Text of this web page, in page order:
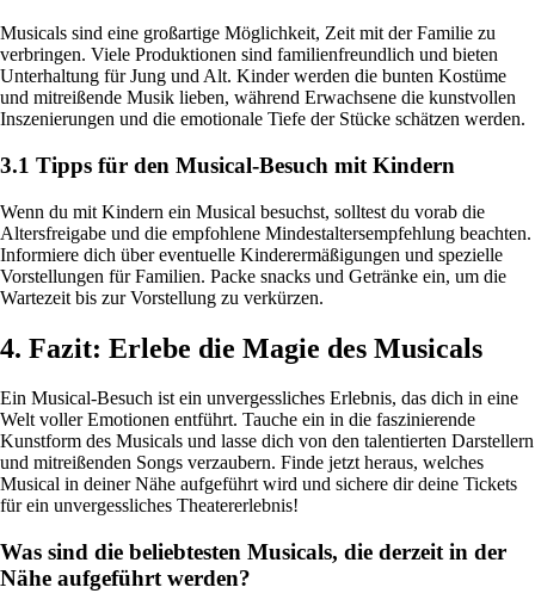
Musicals sind eine großartige Möglichkeit, Zeit mit der Familie zu
verbringen. Viele Produktionen sind familienfreundlich und bieten
Unterhaltung für Jung und Alt. Kinder werden die bunten Kostüme
und mitreißende Musik lieben, während Erwachsene die kunstvollen
Inszenierungen und die emotionale Tiefe der Stücke schätzen werden.
3.1 Tipps für den Musical-Besuch mit Kindern
Wenn du mit Kindern ein Musical besuchst, solltest du vorab die
Altersfreigabe und die empfohlene Mindestaltersempfehlung beachten.
Informiere dich über eventuelle Kinderermäßigungen und spezielle
Vorstellungen für Familien. Packe snacks und Getränke ein, um die
Wartezeit bis zur Vorstellung zu verkürzen.
4. Fazit: Erlebe die Magie des Musicals
Ein Musical-Besuch ist ein unvergessliches Erlebnis, das dich in eine
Welt voller Emotionen entführt. Tauche ein in die faszinierende
Kunstform des Musicals und lasse dich von den talentierten Darstellern
und mitreißenden Songs verzaubern. Finde jetzt heraus, welches
Musical in deiner Nähe aufgeführt wird und sichere dir deine Tickets
für ein unvergessliches Theatererlebnis!
Was sind die beliebtesten Musicals, die derzeit in der
Nähe aufgeführt werden?